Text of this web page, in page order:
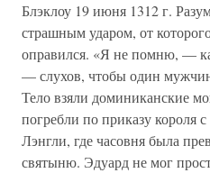
Блэклоу 19 июня 1312 г.
страшным ударом, от
оправился. «Я не помню, —
— слухов, чтобы один
Тело взяли доминиканские
погребли по приказу короля
Лэнгли, где часовня была
святыню. Эдуард не мог